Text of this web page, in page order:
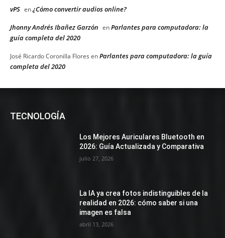
vPS en¿Cómo convertir audios online?
Jhonny Andrés Ibañez Garzón enParlantes para computadora: la
guía completa del 2020
José Ricardo Coronilla Flores enParlantes para computadora: la guía
completa del 2020
TECNOLOGÍA
Los Mejores Auriculares Bluetooth en
2026: Guía Actualizada y Comparativa
julio 27, 2026
La IA ya crea fotos indistinguibles de la
realidad en 2026: cómo saber si una
imagen es falsa
abril 13, 2026